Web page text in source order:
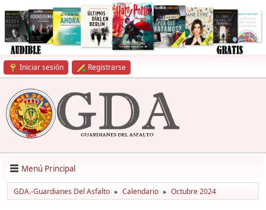
Iniciar sesión Registrarse
Menú Principal
GDA.-Guardianes Del Asfalto ► Calendario ► Octubre 2024